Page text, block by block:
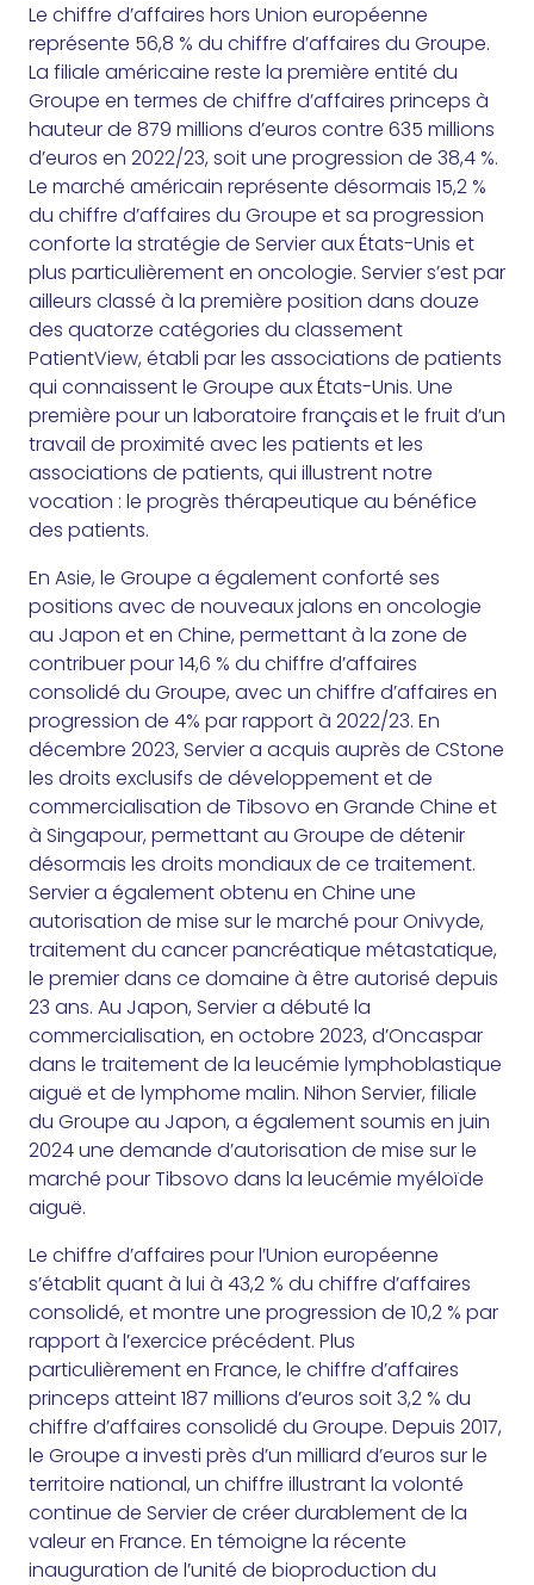
Le chiffre d’affaires hors Union européenne
représente 56,8 % du chiffre d’affaires du Groupe.
La filiale américaine reste la première entité du
Groupe en termes de chiffre d’affaires princeps à
hauteur de 879 millions d’euros contre 635 millions
d’euros en 2022/23, soit une progression de 38,4 %.
Le marché américain représente désormais 15,2 %
du chiffre d’affaires du Groupe et sa progression
conforte la stratégie de Servier aux États-Unis et
plus particulièrement en oncologie. Servier s’est par
ailleurs classé à la première position dans douze
des quatorze catégories du classement
PatientView, établi par les associations de patients
qui connaissent le Groupe aux États-Unis. Une
première pour un laboratoire français et le fruit d’un
travail de proximité avec les patients et les
associations de patients, qui illustrent notre
vocation : le progrès thérapeutique au bénéfice
des patients.
En Asie, le Groupe a également conforté ses
positions avec de nouveaux jalons en oncologie
au Japon et en Chine, permettant à la zone de
contribuer pour 14,6 % du chiffre d’affaires
consolidé du Groupe, avec un chiffre d’affaires en
progression de 4% par rapport à 2022/23. En
décembre 2023, Servier a acquis auprès de CStone
les droits exclusifs de développement et de
commercialisation de Tibsovo en Grande Chine et
à Singapour, permettant au Groupe de détenir
désormais les droits mondiaux de ce traitement.
Servier a également obtenu en Chine une
autorisation de mise sur le marché pour Onivyde,
traitement du cancer pancréatique métastatique,
le premier dans ce domaine à être autorisé depuis
23 ans. Au Japon, Servier a débuté la
commercialisation, en octobre 2023, d’Oncaspar
dans le traitement de la leucémie lymphoblastique
aiguë et de lymphome malin. Nihon Servier, filiale
du Groupe au Japon, a également soumis en juin
2024 une demande d’autorisation de mise sur le
marché pour Tibsovo dans la leucémie myéloïde
aiguë.
Le chiffre d’affaires pour l’Union européenne
s’établit quant à lui à 43,2 % du chiffre d’affaires
consolidé, et montre une progression de 10,2 % par
rapport à l’exercice précédent. Plus
particulièrement en France, le chiffre d’affaires
princeps atteint 187 millions d’euros soit 3,2 % du
chiffre d’affaires consolidé du Groupe. Depuis 2017,
le Groupe a investi près d’un milliard d’euros sur le
territoire national, un chiffre illustrant la volonté
continue de Servier de créer durablement de la
valeur en France. En témoigne la récente
inauguration de l’unité de bioproduction du